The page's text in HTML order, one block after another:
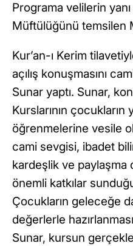
Programa velilerin
Müftülüğünü temsilen
Kur’an-ı Kerim
açılış konuşmasını
Sunar yaptı. Sunar,
Kurslarının çocukların
öğrenmelerine vesile
cami sevgisi, ibadet
kardeşlik ve paylaşma
önemli katkılar
Çocukların geleceğe
değerlerle
Sunar, kursun